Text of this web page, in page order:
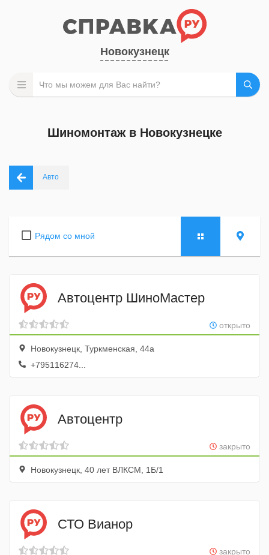
Новокузнецк
Шиномонтаж в Новокузнецке
Авто
Рядом со мной
Автоцентр ШиноМастер
открыто
Новокузнецк, Туркменская, 44а
+795116274...
Автоцентр
закрыто
Новокузнецк, 40 лет ВЛКСМ, 1Б/1
СТО Вианор
закрыто